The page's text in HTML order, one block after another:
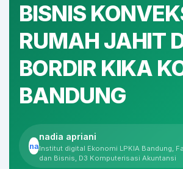
BISNIS
RUMAH JAHIT
BORDIR KIKA
BANDUNG
na
nadia apriani
Institut digital Ekonomi LPKIA Bandung,
dan Bisnis, D3 Komputerisasi Akuntansi